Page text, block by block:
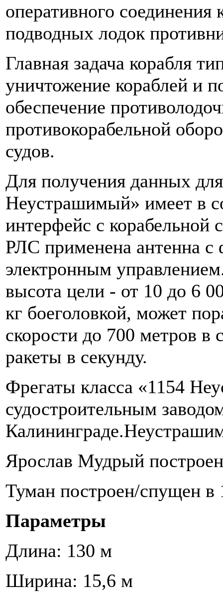
оперативного соединения
подводных лодок
Главная задача корабля
уничтожение кораблей и
обеспечение
противокорабельной
судов.
Для получения данных
Неустрашимый» имеет в
интерфейс с корабельной
РЛС применена антенна с
электронным
высота цели - от 10 до 6
кг боеголовкой, может
скорости до 700 метров в
ракеты в секунду.
Фрегаты класса «1154
судостроительным
Ярослав Мудрый
Туман построен/спущен в
Параметры
Длина: 130 м
Ширина: 15,6 м